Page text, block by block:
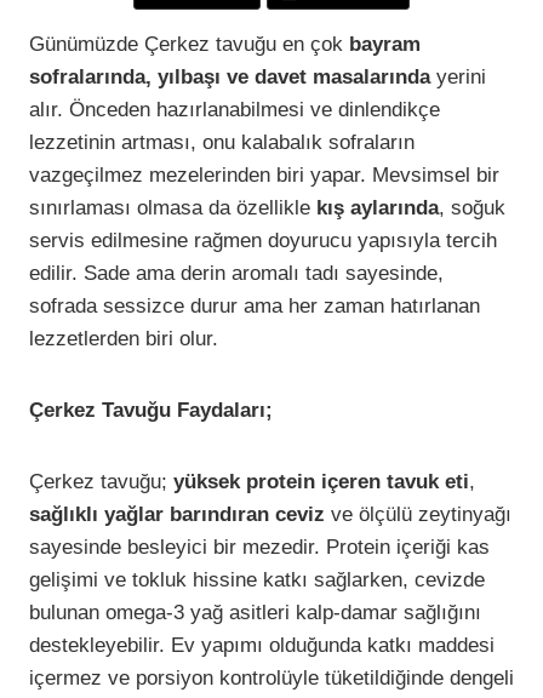
Günümüzde Çerkez tavuğu en çok bayram
sofralarında, yılbaşı ve davet masalarındayerini
alır. Önceden hazırlanabilmesi ve dinlendikçe
lezzetinin artması, onu kalabalık sofraların
vazgeçilmez mezelerinden biri yapar. Mevsimsel bir
sınırlaması olmasa da özellikle kış aylarında, soğuk
servis edilmesine rağmen doyurucu yapısıyla tercih
edilir. Sade ama derin aromalı tadı sayesinde,
sofrada sessizce durur ama her zaman hatırlanan
lezzetlerden biri olur.
Çerkez Tavuğu Faydaları;
Çerkez tavuğu; yüksek protein içeren tavuk eti,
sağlıklı yağlar barındıran ceviz ve ölçülü zeytinyağı
sayesinde besleyici bir mezedir. Protein içeriği kas
gelişimi ve tokluk hissine katkı sağlarken, cevizde
bulunan omega-3 yağ asitleri kalp-damar sağlığını
destekleyebilir. Ev yapımı olduğunda katkı maddesi
içermez ve porsiyon kontrolüyle tüketildiğinde dengeli